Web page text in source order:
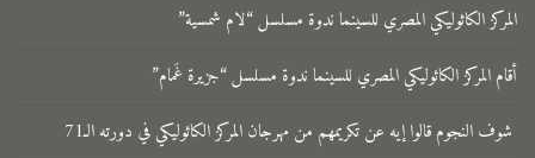
المركز الكاثوليكي المصري للسينما ندوة مسلسل “لام شمسية”
​أقام المركز الكاثوليكي المصري للسينما ندوة مسلسل “جزيرة غَمام”
شوف النجوم قالوا إيه عن تكريمهم من مهرجان المركز الكاثوليكي في دورته الـ71